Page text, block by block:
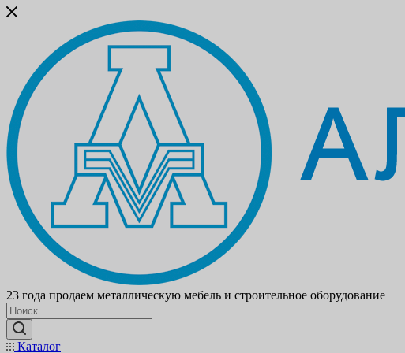
23 года продаем металлическую мебель и строительное оборудование
Каталог